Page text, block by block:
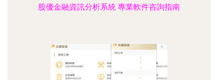
股優金融資訊分析系統 專業軟件咨詢指南